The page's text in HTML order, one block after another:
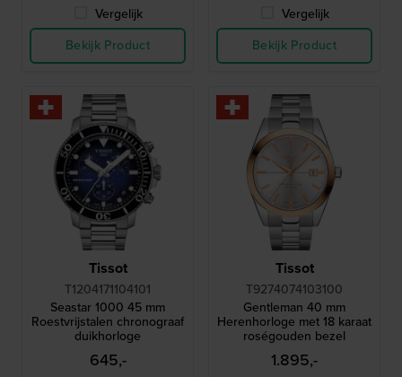
Vergelijk
Bekijk Product
Vergelijk
Bekijk Product
Tissot
T1204171104101
Seastar 1000 45 mm
Roestvrijstalen chronograaf
duikhorloge
645,-
Tissot
T9274074103100
Gentleman 40 mm
Herenhorloge met 18 karaat
roségouden bezel
1.895,-